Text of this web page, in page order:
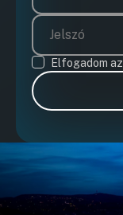
Elfogadom az